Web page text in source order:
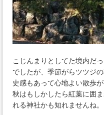
こじんまりとしてた境内だ
でしたが、季節がらツツジ
史感もあって心地よい散歩
秋はもしかしたら紅葉に囲
れる神社かも知れませんね。